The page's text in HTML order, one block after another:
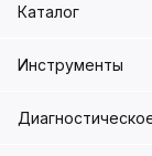
Каталог
Инструменты